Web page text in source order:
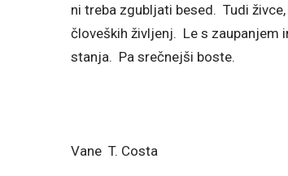
ni treba zgubljati besed. Tudi
človeških življenj. Le s zaupanjem
stanja. Pa srečnejši boste.
Vane T. Costa